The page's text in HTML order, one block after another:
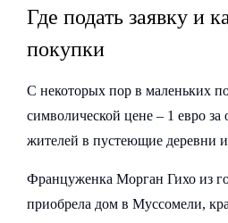
Где подать заявку и
покупки
С некоторых пор в маленьких
символической цене – 1 евро
жителей в пустеющие деревни
Француженка Морган Гихо из
приобрела дом в Муссомели,